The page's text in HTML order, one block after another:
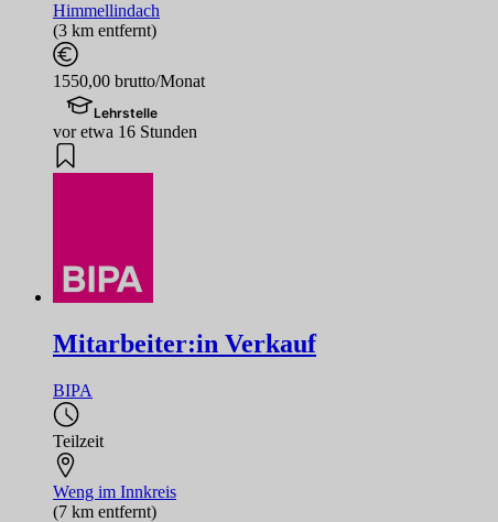
Himmellindach
(3 km entfernt)
1550,00 brutto/Monat
Lehrstelle
vor etwa 16 Stunden
Mitarbeiter:in Verkauf
BIPA
Teilzeit
Weng im Innkreis
(7 km entfernt)